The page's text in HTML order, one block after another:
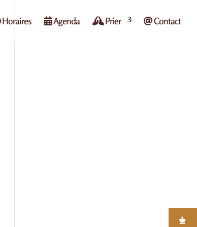
Horaires Agenda Prier Contact